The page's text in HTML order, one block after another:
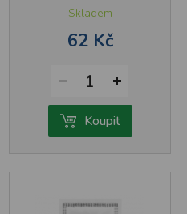
Skladem
62 Kč
1
Koupit